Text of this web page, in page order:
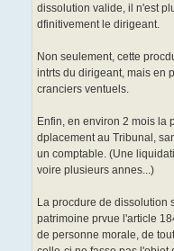
dissolution valide, il n'est
dfinitivement le dirigeant.
Non seulement, cette
intrts du dirigeant, mais en
cranciers ventuels.
Enfin, en environ 2 mois la
dplacement au Tribunal,
un comptable. (Une
voire plusieurs annes...)
La procdure de dissolution
patrimoine prvue l'article
de personne morale, de